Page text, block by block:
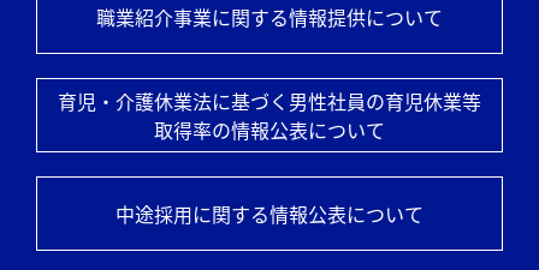
職業紹介事業に関する情報提供について
育児・介護休業法に基づく男性社員の育児休業等
取得率の情報公表について
中途採用に関する情報公表について